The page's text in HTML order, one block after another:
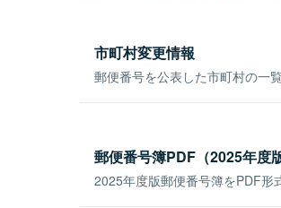
市町村変更情報
郵便番号を公表した市町村の一
郵便番号簿PDF（2025年度
2025年度版郵便番号簿をPDF形